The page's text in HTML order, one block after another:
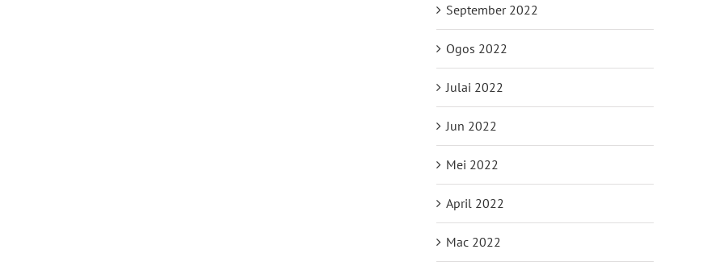
September 2022
Ogos 2022
Julai 2022
Jun 2022
Mei 2022
April 2022
Mac 2022